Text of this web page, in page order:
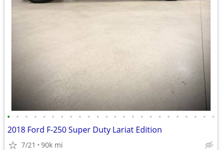
• • • • • • • • • • • • • • • • • • • • • • • •
2018 Ford F-250 Super Duty Lariat Edition
7/21 90k mi